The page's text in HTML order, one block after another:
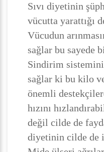
Sıvı diyetinin
vücutta yarattığı
Vücudun
sağlar bu sayede
Sindirim
sağlar ki bu kilo
önemli
hızını
değil cilde de
diyetinin cilde de